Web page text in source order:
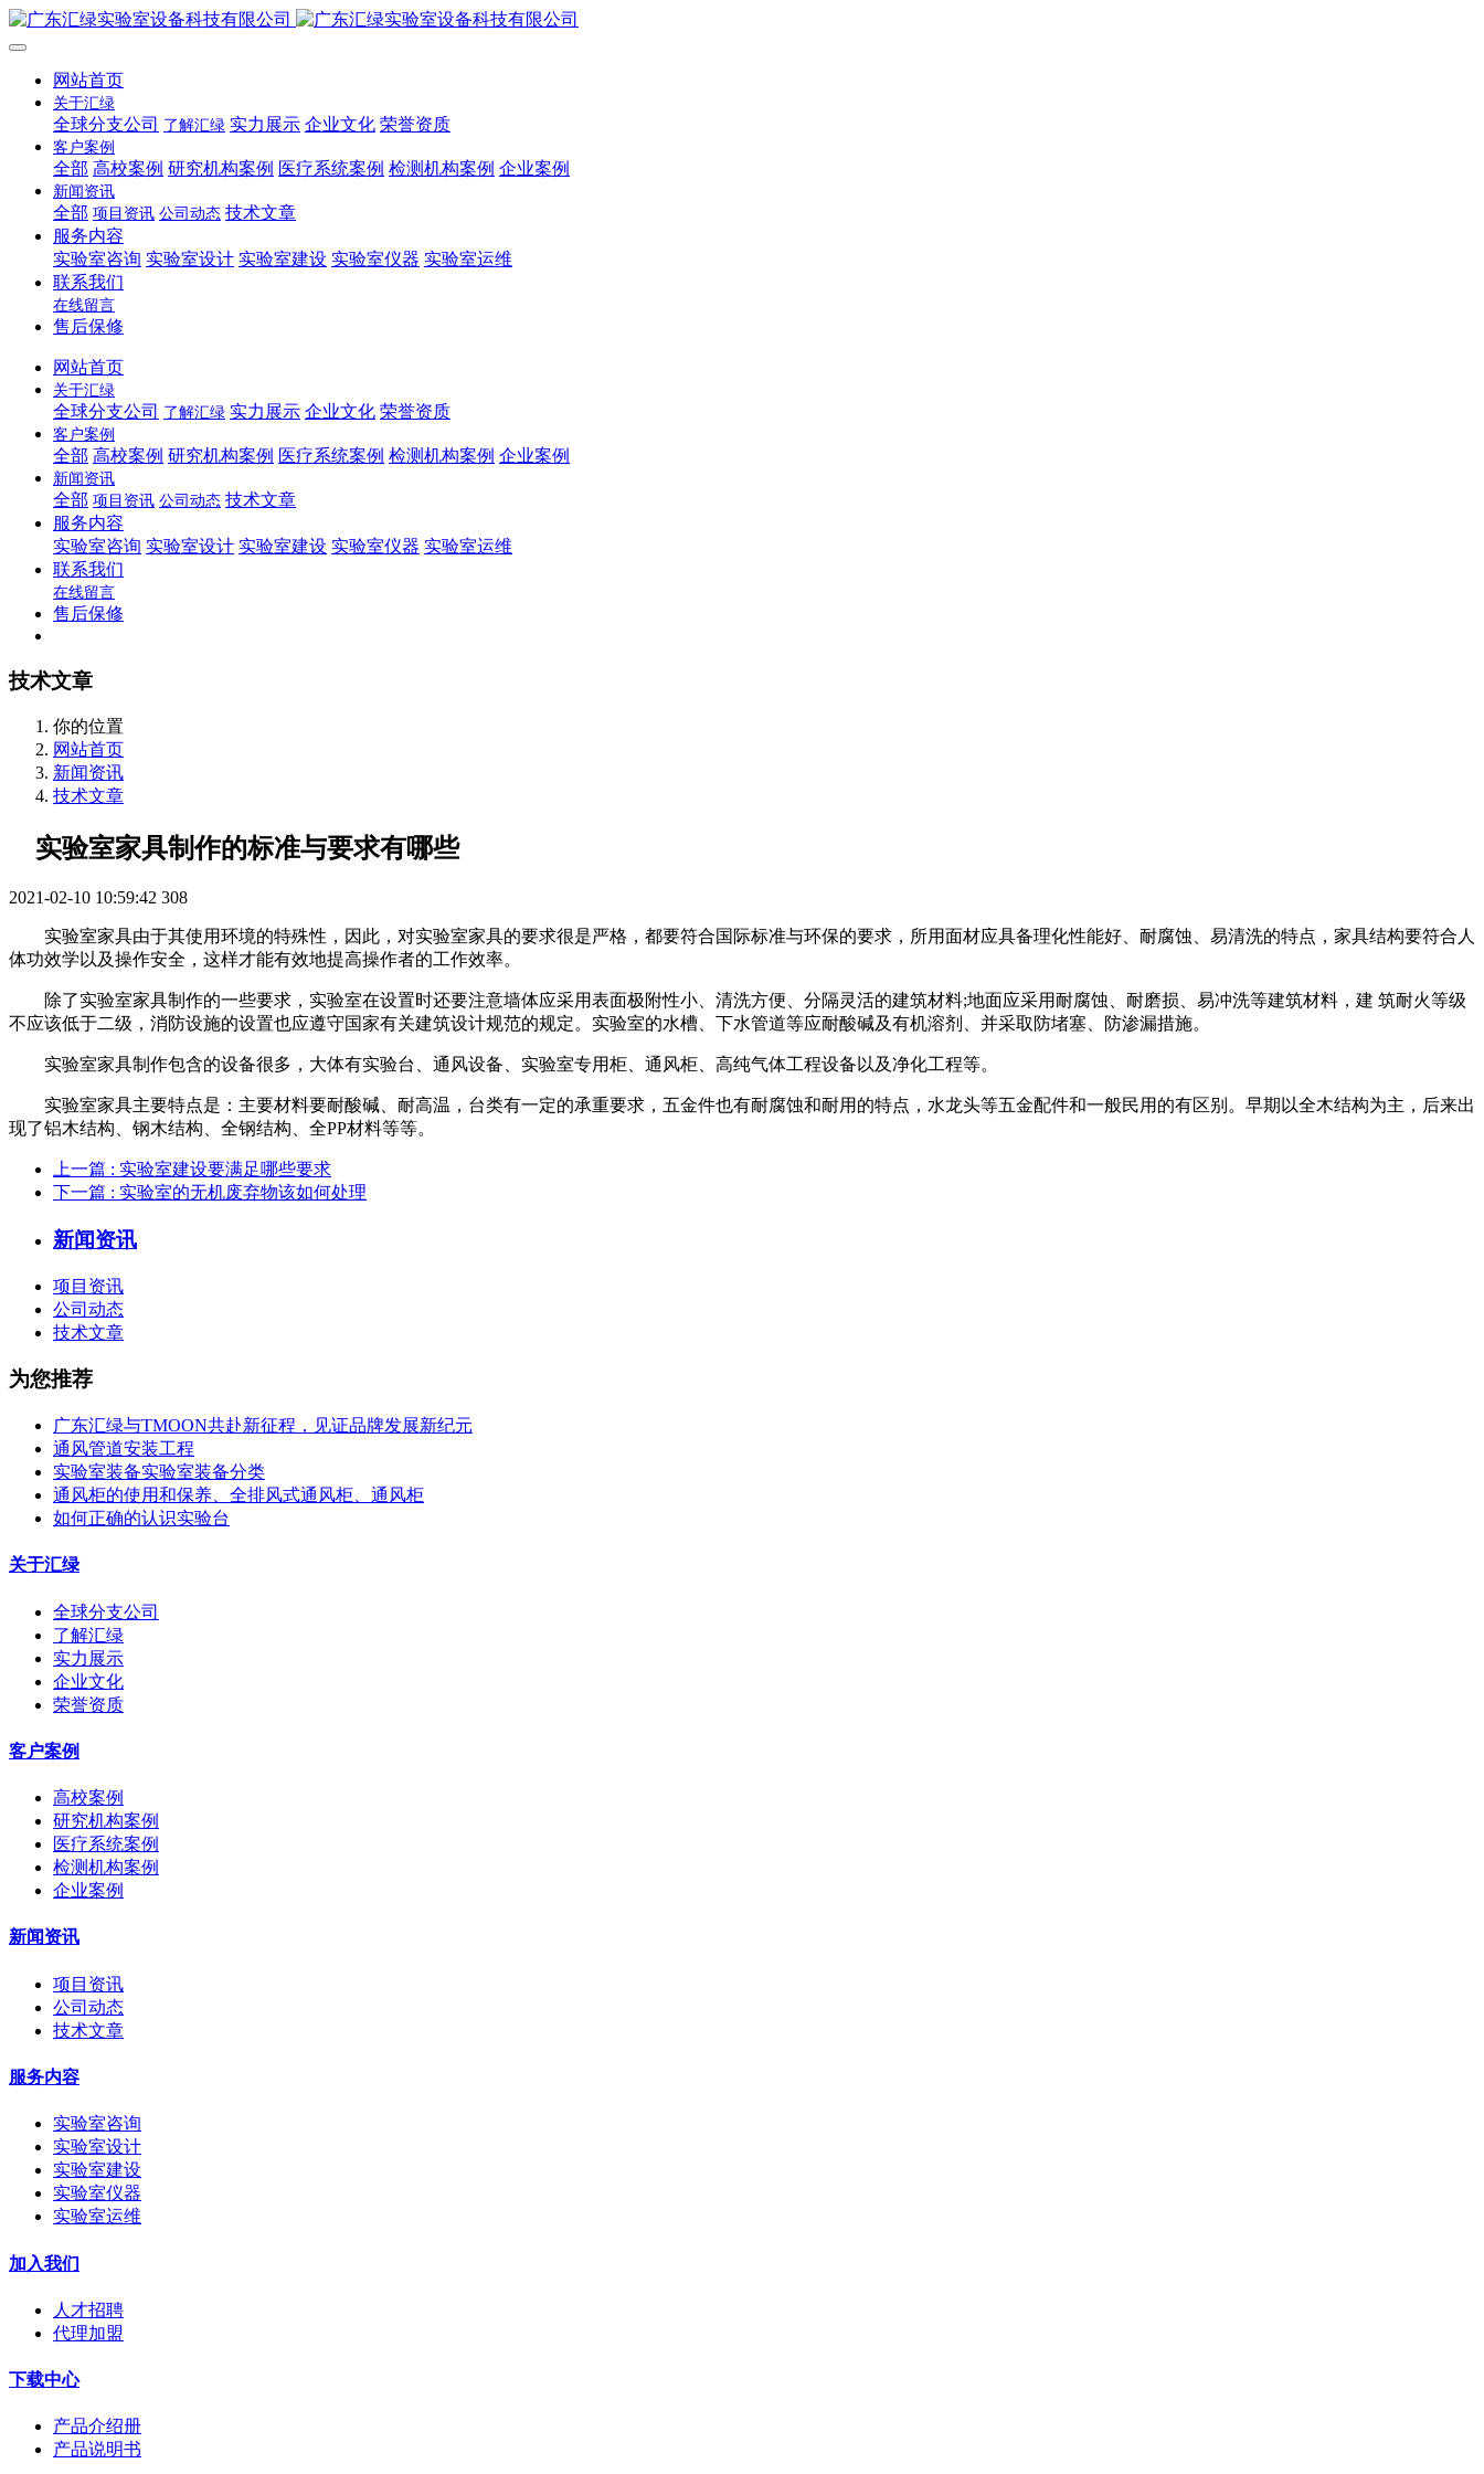
网站首页
关于汇绿
全球分支公司 了解汇绿 实力展示 企业文化 荣誉资质
客户案例
全部 高校案例 研究机构案例 医疗系统案例 检测机构案例 企业案例
新闻资讯
全部 项目资讯 公司动态 技术文章
服务内容
实验室咨询 实验室设计 实验室建设 实验室仪器 实验室运维
联系我们
在线留言
售后保修
网站首页
关于汇绿
全球分支公司 了解汇绿 实力展示 企业文化 荣誉资质
客户案例
全部 高校案例 研究机构案例 医疗系统案例 检测机构案例 企业案例
新闻资讯
全部 项目资讯 公司动态 技术文章
服务内容
实验室咨询 实验室设计 实验室建设 实验室仪器 实验室运维
联系我们
在线留言
售后保修
技术文章
你的位置
网站首页
新闻资讯
技术文章
实验室家具制作的标准与要求有哪些
2021-02-10 10:59:42 308
实验室家具由于其使用环境的特殊性，因此，对实验室家具的要求很是严格，都要符合国际标准与环保的要求，所用面材应具备理化性能好、耐腐蚀、易清洗的特点，家具结构要符合人
体功效学以及操作安全，这样才能有效地提高操作者的工作效率。
除了实验室家具制作的一些要求，实验室在设置时还要注意墙体应采用表面极附性小、清洗方便、分隔灵活的建筑材料;地面应采用耐腐蚀、耐磨损、易冲洗等建筑材料，建 筑耐火等级
不应该低于二级，消防设施的设置也应遵守国家有关建筑设计规范的规定。实验室的水槽、下水管道等应耐酸碱及有机溶剂、并采取防堵塞、防渗漏措施。
实验室家具制作包含的设备很多，大体有实验台、通风设备、实验室专用柜、通风柜、高纯气体工程设备以及净化工程等。
实验室家具主要特点是：主要材料要耐酸碱、耐高温，台类有一定的承重要求，五金件也有耐腐蚀和耐用的特点，水龙头等五金配件和一般民用的有区别。早期以全木结构为主，后来出
现了铝木结构、钢木结构、全钢结构、全PP材料等等。
上一篇 : 实验室建设要满足哪些要求
下一篇 : 实验室的无机废弃物该如何处理
新闻资讯
项目资讯
公司动态
技术文章
为您推荐
广东汇绿与TMOON共赴新征程，见证品牌发展新纪元
通风管道安装工程
实验室装备实验室装备分类
通风柜的使用和保养、全排风式通风柜、通风柜
如何正确的认识实验台
关于汇绿
全球分支公司
了解汇绿
实力展示
企业文化
荣誉资质
客户案例
高校案例
研究机构案例
医疗系统案例
检测机构案例
企业案例
新闻资讯
项目资讯
公司动态
技术文章
服务内容
实验室咨询
实验室设计
实验室建设
实验室仪器
实验室运维
加入我们
人才招聘
代理加盟
下载中心
产品介绍册
产品说明书